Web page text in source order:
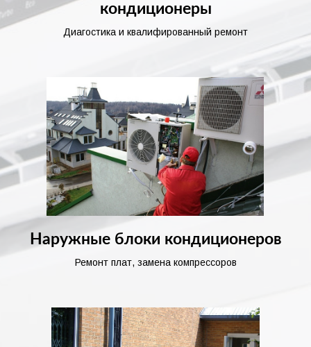
кондиционеры
Диагостика и квалифированный ремонт
Наружные блоки кондиционеров
Ремонт плат, замена компрессоров